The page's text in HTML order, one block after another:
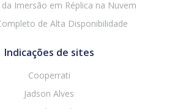
Imersão em Réplica na Nuvem
de Alta Disponibilidade
Indicações de sites
Cooperrati
Jadson Alves